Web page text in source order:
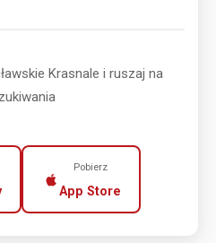
Krasnale i ruszaj na
Pobierz
App Store